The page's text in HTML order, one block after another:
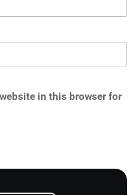
in this browser for